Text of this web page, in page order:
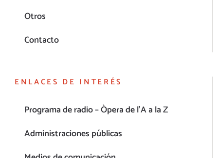
Otros
Contacto
ENLACES DE INTERÉS
Programa de radio – Òpera de l’A a la Z
Administraciones públicas